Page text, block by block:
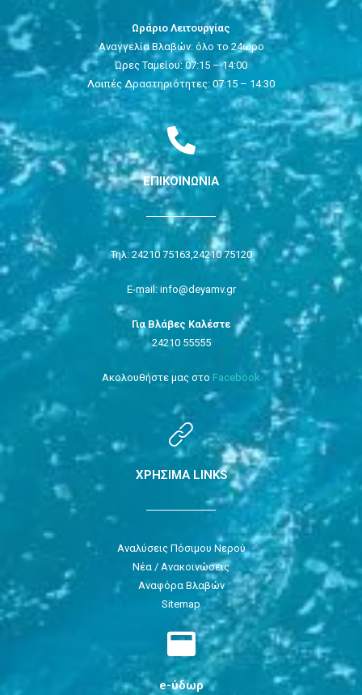
Ωράριο Λειτουργίας
Αναγγελία Βλαβών: όλο το 24ωρο
Ώρες Ταμείου: 07:15 – 14:00
Λοιπές Δραστηριότητες: 07:15 – 14:30
ΕΠΙΚΟΙΝΩΝΙΑ
Τηλ: 24210 75163, 24210 75120
E-mail: info@deyamv.gr
Για Βλάβες Καλέστε
24210 55555
Ακολουθήστε μας στο Facebook
ΧΡΗΣΙΜΑ LINKS
Αναλύσεις Πόσιμου Νερού
Νέα / Ανακοινώσεις
Αναφόρα Βλαβών
Sitemap
e-ύδωρ